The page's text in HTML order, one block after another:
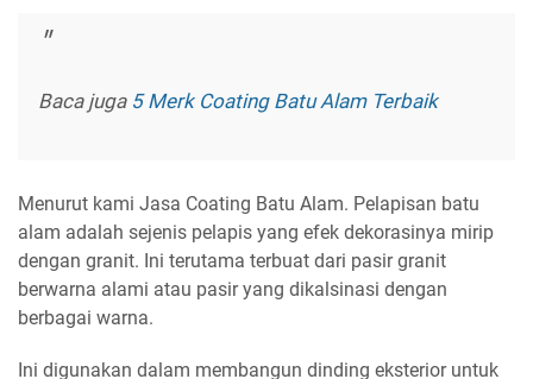
Baca juga 5 Merk Coating Batu Alam Terbaik
Menurut kami Jasa Coating Batu Alam. Pelapisan batu
alam adalah sejenis pelapis yang efek dekorasinya mirip
dengan granit. Ini terutama terbuat dari pasir granit
berwarna alami atau pasir yang dikalsinasi dengan
berbagai warna.
Ini digunakan dalam membangun dinding eksterior untuk